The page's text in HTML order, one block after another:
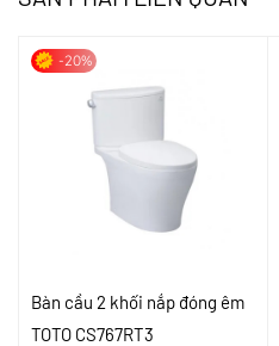
-20%
Bàn cầu 2 khối nắp đóng êm
TOTO CS767RT3